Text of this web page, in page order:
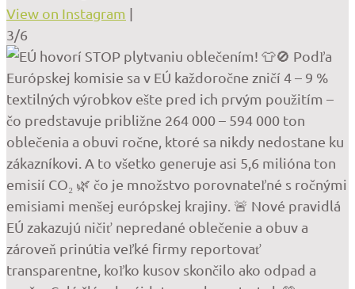
View on Instagram |
3/6